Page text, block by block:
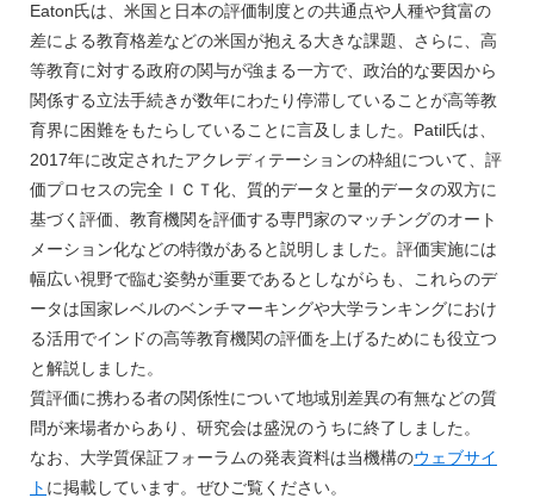
Eaton氏は、米国と日本の評価制度との共通点や人種や貧富の
差による教育格差などの米国が抱える大きな課題、さらに、高
等教育に対する政府の関与が強まる一方で、政治的な要因から
関係する立法手続きが数年にわたり停滞していることが高等教
育界に困難をもたらしていることに言及しました。Patil氏は、
2017年に改定されたアクレディテーションの枠組について、評
価プロセスの完全ＩＣＴ化、質的データと量的データの双方に
基づく評価、教育機関を評価する専門家のマッチングのオート
メーション化などの特徴があると説明しました。評価実施には
幅広い視野で臨む姿勢が重要であるとしながらも、これらのデ
ータは国家レベルのベンチマーキングや大学ランキングにおけ
る活用でインドの高等教育機関の評価を上げるためにも役立つ
と解説しました。
質評価に携わる者の関係性について地域別差異の有無などの質
問が来場者からあり、研究会は盛況のうちに終了しました。
なお、大学質保証フォーラムの発表資料は当機構のウェブサイ
ト に掲載しています。ぜひご覧ください。